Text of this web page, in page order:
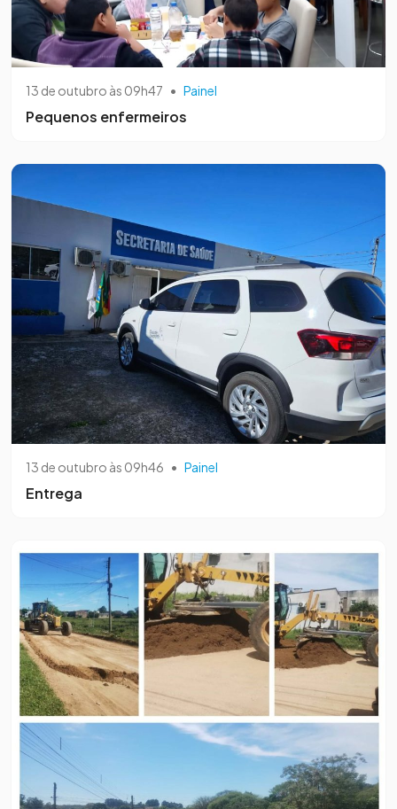
13 de outubro às 09h47 • Painel
Pequenos enfermeiros
13 de outubro às 09h46 • Painel
Entrega